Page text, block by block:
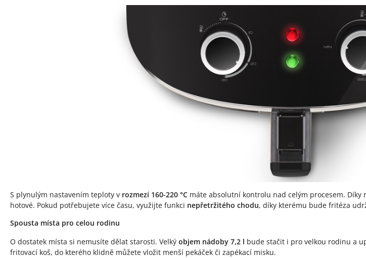
S plynulým nastavením teploty v rozmezí 160-220 °C máte absolutní kontrolu nad celým procesem. Díky
hotové. Pokud potřebujete více času, využijte funkci nepřetržitého chodu, díky kterému bude fritéza
Spousta místa pro celou rodinu
O dostatek místa si nemusíte dělat starosti. Velký objem nádoby 7,2 l bude stačit i pro velkou rodinu a
fritovací koš, do kterého klidně můžete vložit menší pekáček či zapékací misku.